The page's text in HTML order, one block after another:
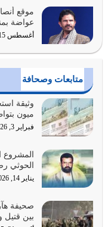
أولياء الشيطان كلما
أكثر ضعفاً
يوليو 30, 2026
وعد الله تعالى من يُقتل
والاستبشار والنجاة
يوليو 29, 2026
القرآن الكريم هو أهم
معرفة شخصيته معرفة
يوليو 28, 2026
هل نحن من الصالحين؟
وأعرض نفسك، وأعرض
يوليو 27, 2026
موقع
عواضة
أغسطس 15, 2016
متابعات وصحافة
وثيقة
ميون
فبراير 3, 2026
المشروع
الحوثي
يناير 14, 2026
بين